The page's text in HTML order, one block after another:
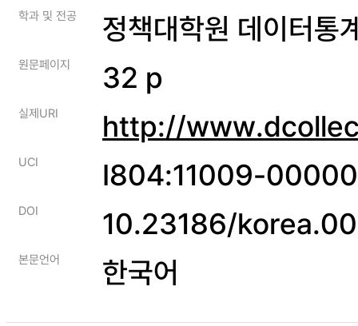
학과 및 전공 정책대학원 데이터통
원문페이지 32 p
실제URI http://
UCI I804:11009-
DOI 10.23186/
본문언어 한국어